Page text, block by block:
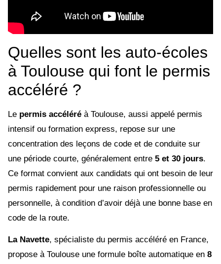
Quelles sont les auto-écoles
à Toulouse qui font le permis
accéléré ?
Le permis accéléré à Toulouse, aussi appelé permis
intensif ou formation express, repose sur une
concentration des leçons de code et de conduite sur
une période courte, généralement entre 5 et 30 jours.
Ce format convient aux candidats qui ont besoin de leur
permis rapidement pour une raison professionnelle ou
personnelle, à condition d’avoir déjà une bonne base en
code de la route.
La Navette, spécialiste du permis accéléré en France,
propose à Toulouse une formule boîte automatique en 8